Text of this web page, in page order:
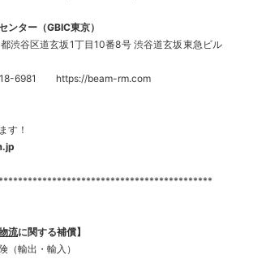
ンター（GBIC東京）
渋谷区道玄坂1丁目10番8号 渋谷道玄坂東急ビル
6981 https://beam-rm.com
す！
流に関する補償】
（輸出・輸入）